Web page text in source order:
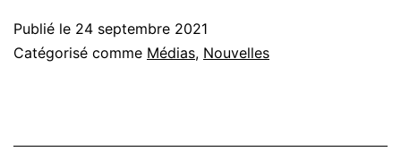
Publié le 24 septembre 2021
Catégorisé comme Médias, Nouvelles